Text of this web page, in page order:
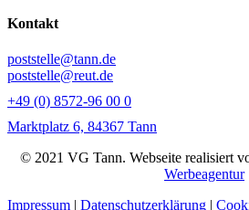
Kontakt
poststelle@tann.de
poststelle@reut.de
+49 (0) 8572-96 00 0
Marktplatz 6, 84367 Tann
© 2021 VG Tann. Webseite realisiert
Werbeagentur
Impressum | Datenschutzerklärung |